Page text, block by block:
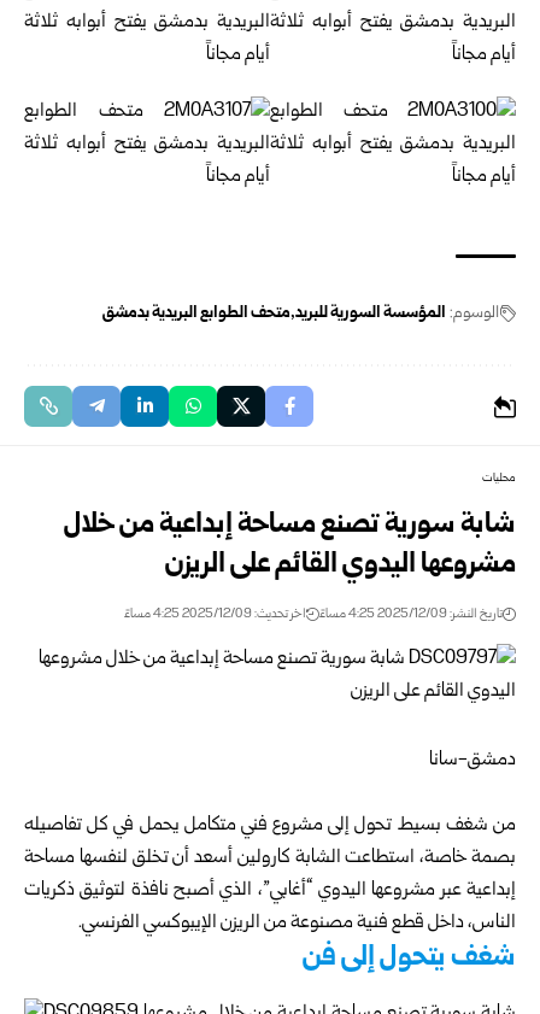
الوسوم: المؤسسة السورية للبريد متحف الطوابع البريدية بدمشق
محليات
شابة سورية تصنع مساحة إبداعية من خلال
مشروعها اليدوي القائم على الريزن
تاريخ النشر: 2025/12/09 4:25 مساءً اخر تحديث: 2025/12/09 4:25 مساءً
‏دمشق-سانا
‏من شغف بسيط تحول إلى مشروع فني متكامل يحمل في كل تفاصيله
بصمة خاصة، استطاعت الشابة كارولين أسعد أن تخلق لنفسها مساحة
إبداعية عبر مشروعها اليدوي “أغابي”، الذي أصبح نافذة لتوثيق ذكريات
الناس، داخل قطع فنية مصنوعة من الريزن الإيبوكسي الفرنسي.
شغف يتحول إلى فن